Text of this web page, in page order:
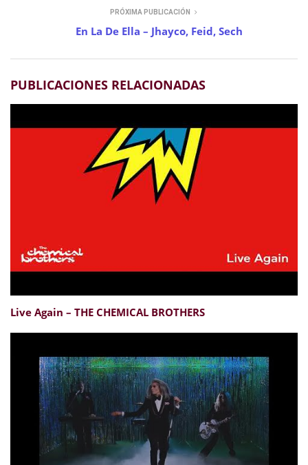
PRÓXIMA PUBLICACIÓN
En La De Ella – Jhayco, Feid, Sech
PUBLICACIONES RELACIONADAS
Live Again – THE CHEMICAL BROTHERS